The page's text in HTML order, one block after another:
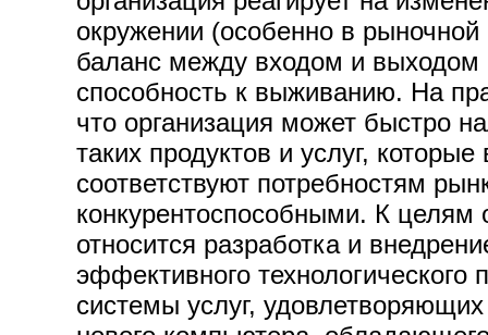
окружении (особенно в рыночной
баланс между входом и выходом
способность к выживанию. На
что организация может быстро
таких продуктов и услуг,
соответствуют потребностям
конкурентоспособными. К целям
относится разработка и
эффективного технологического
системы услуг,